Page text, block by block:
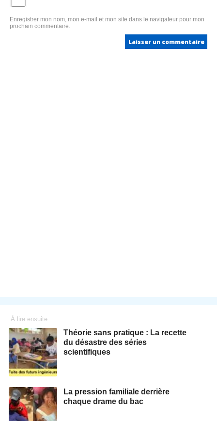
Enregistrer mon nom, mon e-mail et mon site dans le navigateur pour mon
prochain commentaire.
À lire ensuite
Théorie sans pratique : La recette
du désastre des séries
scientifiques
La pression familiale derrière
chaque drame du bac